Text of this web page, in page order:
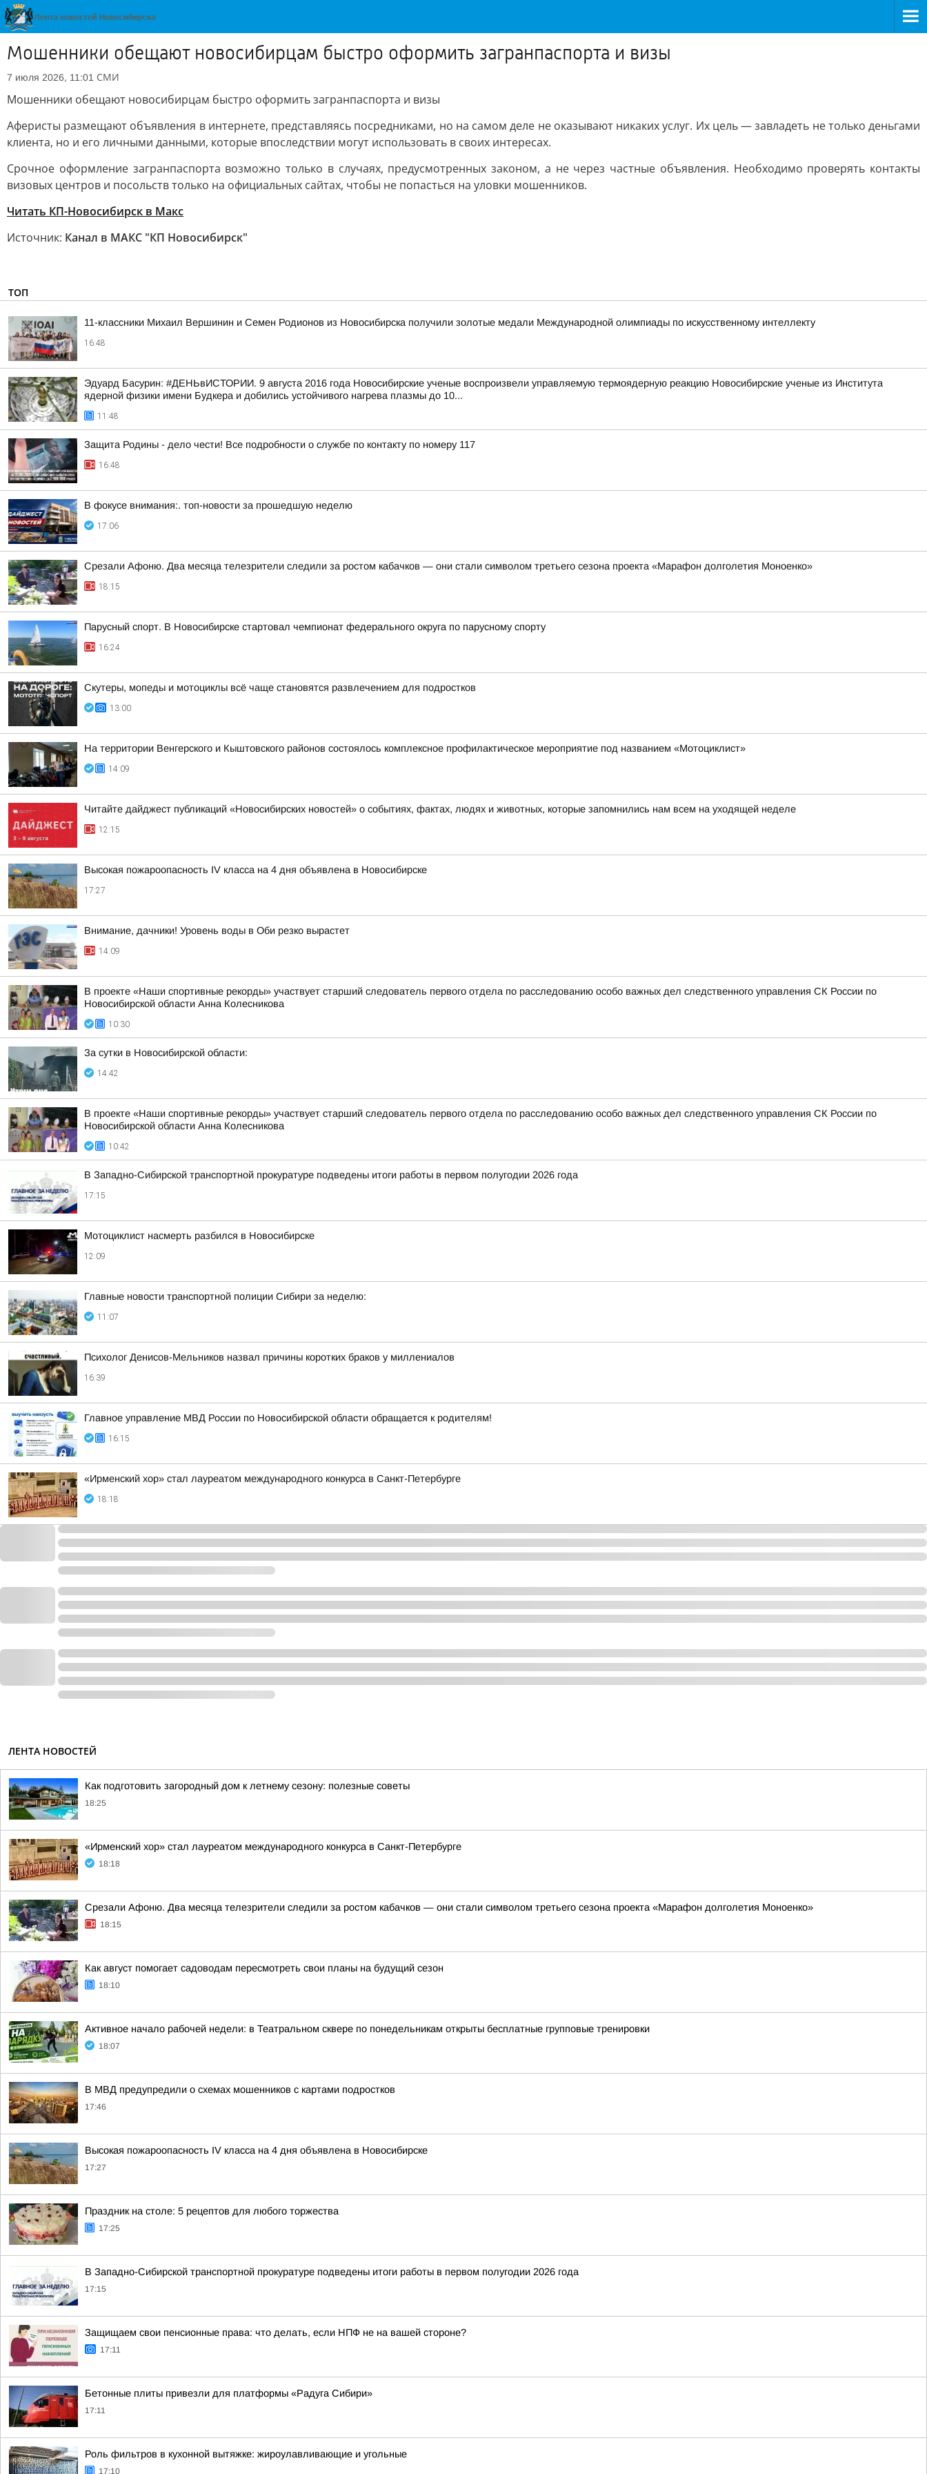
Мошенники обещают новосибирцам быстро оформить загранпаспорта и визы
7 июля 2026, 11:01 СМИ
Мошенники обещают новосибирцам быстро оформить загранпаспорта и визы
Аферисты размещают объявления в интернете, представляясь посредниками, но на самом деле не оказывают никаких услуг. Их цель — завладеть не только деньгами
клиента, но и его личными данными, которые впоследствии могут использовать в своих интересах.
Срочное оформление загранпаспорта возможно только в случаях, предусмотренных законом, а не через частные объявления. Необходимо проверять контакты
визовых центров и посольств только на официальных сайтах, чтобы не попасться на уловки мошенников.
Читать КП-Новосибирск в Макс
Источник: Канал в МАКС "КП Новосибирск"
ТОП
11-классники Михаил Вершинин и Семен Родионов из Новосибирска получили золотые медали Международной олимпиады по искусственному интеллекту
16:48
Эдуард Басурин: #ДЕНЬвИСТОРИИ. 9 августа 2016 года Новосибирские ученые воспроизвели управляемую термоядерную реакцию Новосибирские ученые из Института
ядерной физики имени Будкера и добились устойчивого нагрева плазмы до 10...
11:48
Защита Родины - дело чести! Все подробности о службе по контакту по номеру 117
16:48
В фокусе внимания:. топ-новости за прошедшую неделю
17:06
Срезали Афоню. Два месяца телезрители следили за ростом кабачков — они стали символом третьего сезона проекта «Марафон долголетия Моноенко»
18:15
Парусный спорт. В Новосибирске стартовал чемпионат федерального округа по парусному спорту
16:24
Скутеры, мопеды и мотоциклы всё чаще становятся развлечением для подростков
13:00
На территории Венгерского и Кыштовского районов состоялось комплексное профилактическое мероприятие под названием «Мотоциклист»
14:09
Читайте дайджест публикаций «Новосибирских новостей» о событиях, фактах, людях и животных, которые запомнились нам всем на уходящей неделе
12:15
Высокая пожароопасность IV класса на 4 дня объявлена в Новосибирске
17:27
Внимание, дачники! Уровень воды в Оби резко вырастет
14:09
В проекте «Наши спортивные рекорды» участвует старший следователь первого отдела по расследованию особо важных дел следственного управления СК России по
Новосибирской области Анна Колесникова
10:30
За сутки в Новосибирской области:
14:42
В проекте «Наши спортивные рекорды» участвует старший следователь первого отдела по расследованию особо важных дел следственного управления СК России по
Новосибирской области Анна Колесникова
10:42
В Западно-Сибирской транспортной прокуратуре подведены итоги работы в первом полугодии 2026 года
17:15
Мотоциклист насмерть разбился в Новосибирске
12:09
Главные новости транспортной полиции Сибири за неделю:
11:07
Психолог Денисов-Мельников назвал причины коротких браков у миллениалов
16:39
Главное управление МВД России по Новосибирской области обращается к родителям!
16:15
«Ирменский хор» стал лауреатом международного конкурса в Санкт-Петербурге
18:18
ЛЕНТА НОВОСТЕЙ
Как подготовить загородный дом к летнему сезону: полезные советы
18:25
«Ирменский хор» стал лауреатом международного конкурса в Санкт-Петербурге
18:18
Срезали Афоню. Два месяца телезрители следили за ростом кабачков — они стали символом третьего сезона проекта «Марафон долголетия Моноенко»
18:15
Как август помогает садоводам пересмотреть свои планы на будущий сезон
18:10
Активное начало рабочей недели: в Театральном сквере по понедельникам открыты бесплатные групповые тренировки
18:07
В МВД предупредили о схемах мошенников с картами подростков
17:46
Высокая пожароопасность IV класса на 4 дня объявлена в Новосибирске
17:27
Праздник на столе: 5 рецептов для любого торжества
17:25
В Западно-Сибирской транспортной прокуратуре подведены итоги работы в первом полугодии 2026 года
17:15
Защищаем свои пенсионные права: что делать, если НПФ не на вашей стороне?
17:11
Бетонные плиты привезли для платформы «Радуга Сибири»
17:11
Роль фильтров в кухонной вытяжке: жироулавливающие и угольные
17:10